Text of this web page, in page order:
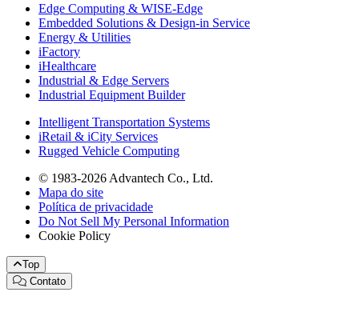
Edge Computing & WISE-Edge
Embedded Solutions & Design-in Service
Energy & Utilities
iFactory
iHealthcare
Industrial & Edge Servers
Industrial Equipment Builder
Intelligent Transportation Systems
iRetail & iCity Services
Rugged Vehicle Computing
© 1983-2026 Advantech Co., Ltd.
Mapa do site
Política de privacidade
Do Not Sell My Personal Information
Cookie Policy
Top
Contato